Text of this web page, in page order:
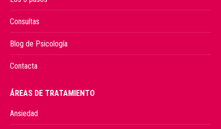
Consultas
Blog de Psicología
Contacta
ÁREAS DE TRATAMIENTO
Ansiedad